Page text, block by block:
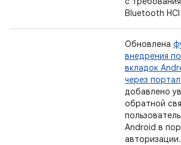
Bluetooth
Обновлена
внедрения
вкладок
через
добавлено
обратной
Android в
авторизации.